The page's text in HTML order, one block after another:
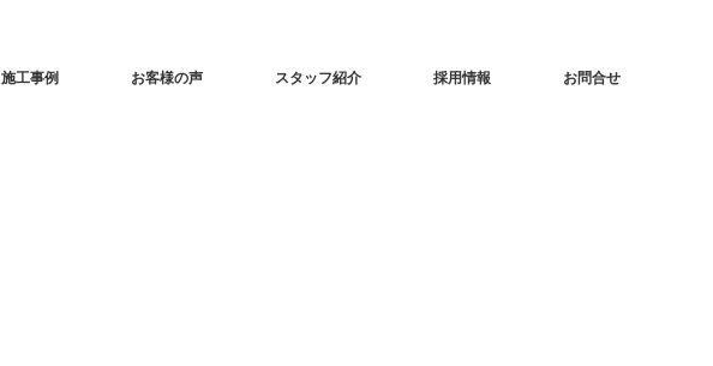
施工事例 お客様の声 スタッフ紹介 採用情報 お問合せ